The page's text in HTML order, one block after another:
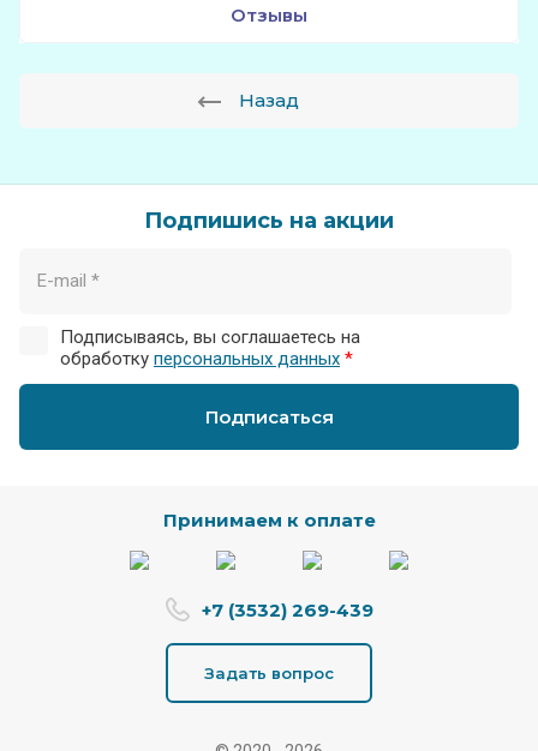
Отзывы
Назад
Подпишись на акции
Подписываясь, вы соглашаетесь на
обработку персональных данных *
Подписаться
Принимаем к оплате
+7 (3532) 269-439
Задать вопрос